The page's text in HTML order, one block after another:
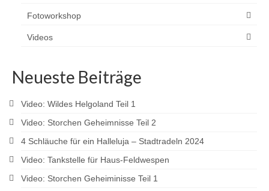
Fotoworkshop
Videos
Neueste Beiträge
Video: Wildes Helgoland Teil 1
Video: Storchen Geheimnisse Teil 2
4 Schläuche für ein Halleluja – Stadtradeln 2024
Video: Tankstelle für Haus-Feldwespen
Video: Storchen Geheiminisse Teil 1